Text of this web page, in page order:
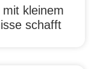
kleinem
schafft